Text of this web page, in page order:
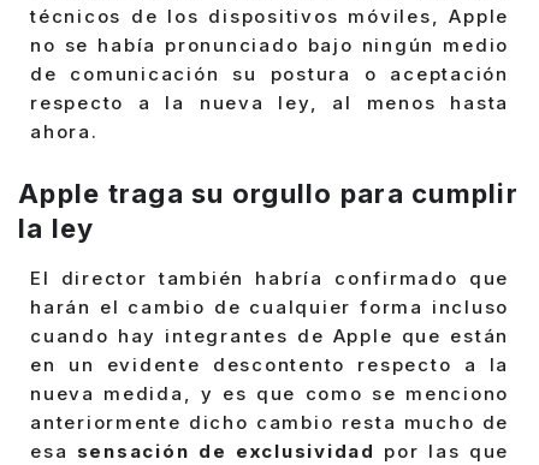
técnicos de los dispositivos móviles, Apple
no se había pronunciado bajo ningún medio
de comunicación su postura o aceptación
respecto a la nueva ley, al menos hasta
ahora.
Apple traga su orgullo para cumplir
la ley
El director también habría confirmado que
harán el cambio de cualquier forma incluso
cuando hay integrantes de Apple que están
en un evidente descontento respecto a la
nueva medida, y es que como se menciono
anteriormente dicho cambio resta mucho de
esa sensación de exclusividad por las que